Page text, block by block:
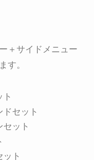
＋サイドメニュー
す。
セット
ット
ト